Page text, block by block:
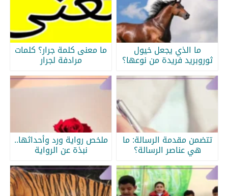
ما الذي يجعل خيول
ثوروبريد فريدة من نوعها؟
ما معنى كلمة جرار؟ كلمات
مرادفة لجرار
تتضمن مقدمة الرسالة: ما
هي عناصر الرسالة؟
ملخص رواية ورد وأحداثها..
نبذة عن الرواية